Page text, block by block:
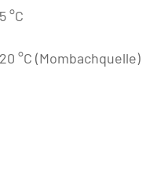
°C
°C (Mombachquelle)